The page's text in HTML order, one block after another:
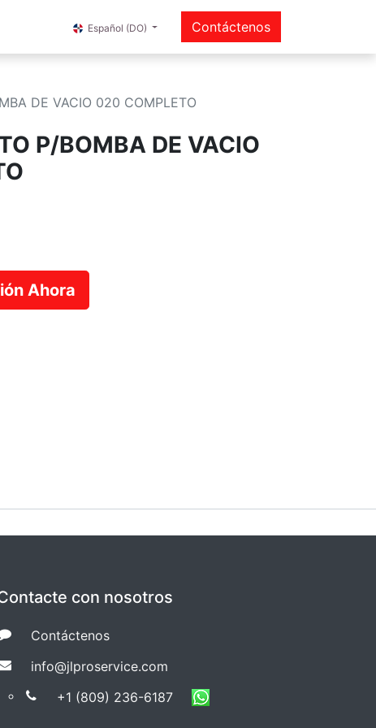
Español (DO) Contáctenos
DE VACIO 020 COMPLETO
P/BOMBA DE VACIO
Ahora
con nosotros
Co​​ntáctenos
info@jlproservice.com
+1 (809) 236-61​​87